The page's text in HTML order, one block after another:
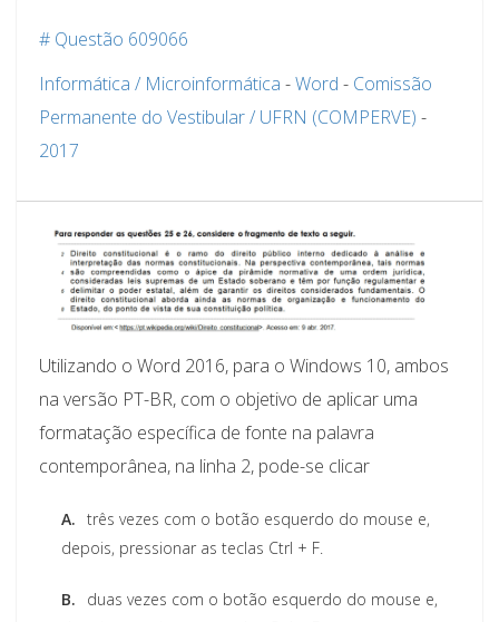
# Questão 609066
Informática / Microinformática -Word - Comissão
Permanente do Vestibular / UFRN (COMPERVE) -
2017
Utilizando o Word 2016, para o Windows 10, ambos
na versão PT-BR, com o objetivo de aplicar uma
formatação específica de fonte na palavra
contemporânea, na linha 2, pode-se clicar
A. três vezes com o botão esquerdo do mouse e,
depois, pressionar as teclas Ctrl + F.
B.
duas vezes com o botão esquerdo do mouse e,